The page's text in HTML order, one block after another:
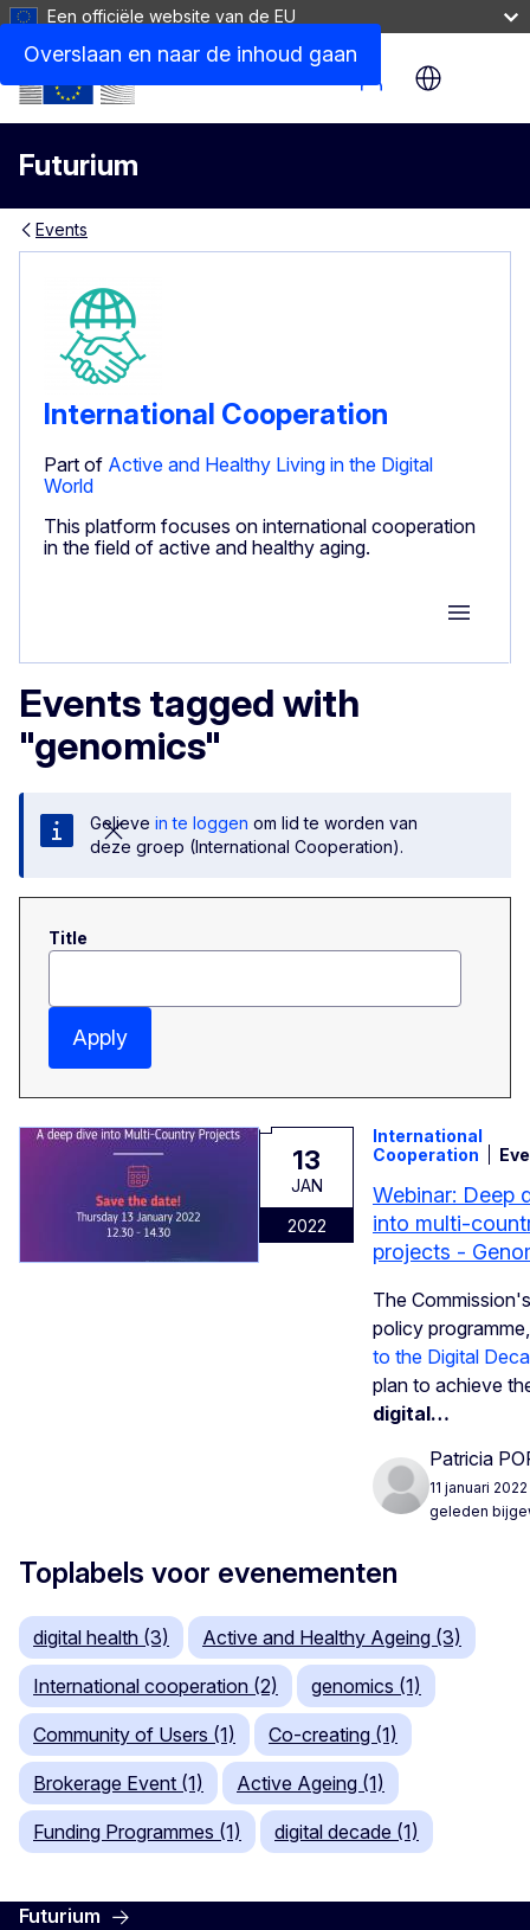
Overslaan en naar de inhoud gaan
Een officiële website van de EU
Futurium
Site Menu
Events
International Cooperation
Part of Active and Healthy Living in the Digital
World
This platform focuses on international cooperation
in the field of active and healthy aging.
Group
Events tagged with
"genomics"
Gelieve in te loggen om lid te worden van
deze groep (International Cooperation).
Title
Apply
13
JAN
2022
International
Cooperation
Webinar: Deep
into multi-
projects -
The
policy
to the Digital
plan to achieve
digital…
Patricia
11 januari 2022
geleden
Toplabels voor evenementen
digital health (3) Active and Healthy Ageing (3)
International cooperation (2) genomics (1)
Community of Users (1) Co-creating (1)
Brokerage Event (1) Active Ageing (1)
Funding Programmes (1) digital decade (1)
Futurium